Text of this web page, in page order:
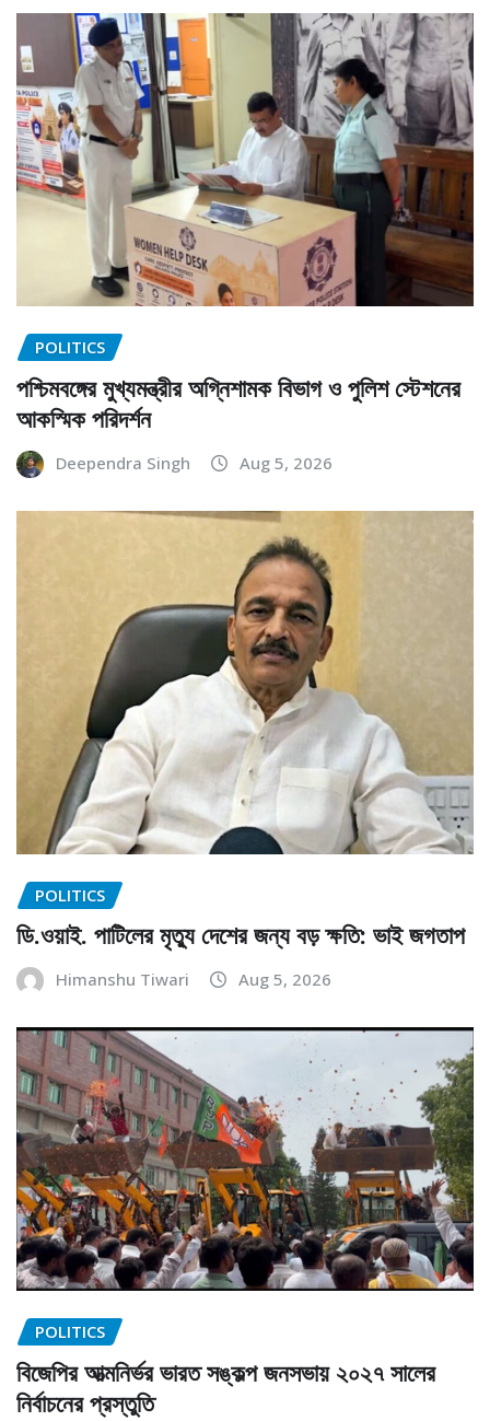
POLITICS
পশ্চিমবঙ্গের মুখ্যমন্ত্রীর অগ্নিশামক বিভাগ ও পুলিশ স্টেশনের
আকস্মিক পরিদর্শন
Deependra Singh Aug 5, 2026
POLITICS
ডি.ওয়াই. পাটিলের মৃত্যু দেশের জন্য বড় ক্ষতি: ভাই জগতাপ
Himanshu Tiwari Aug 5, 2026
POLITICS
বিজেপির আত্মনির্ভর ভারত সঙ্কল্প জনসভায় ২০২৭ সালের
নির্বাচনের প্রস্তুতি